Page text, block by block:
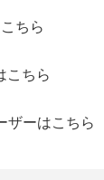
ちら
こちら
ザーはこちら